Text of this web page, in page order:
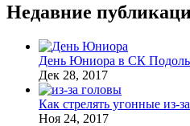
Недавние
День Юниора в СК
Дек 28, 2017
Как стрелять угонные из-
Ноя 24, 2017